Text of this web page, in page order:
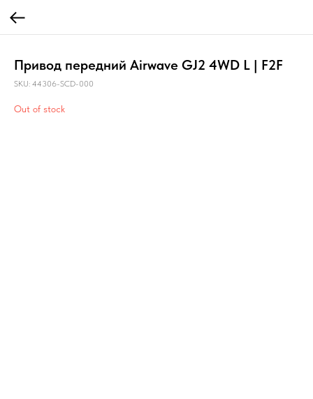
Привод передний Airwave GJ2 4WD L | F2F
SKU: 44306-SCD-000
Out of stock